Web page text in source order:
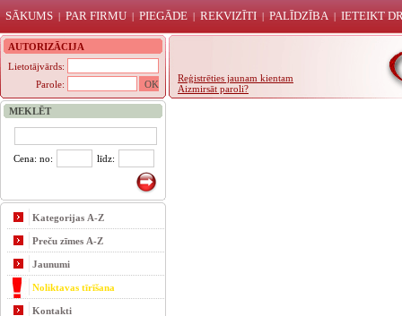
SĀKUMS | PAR FIRMU| PIEGĀDE | REKVIZĪTI | PALĪDZĪBA | IETEIKT
AUTORIZĀCIJA
Lietotājvārds:
Parole:
Reģistrēties jaunam kientam
Aizmirsāt paroli?
MEKLĒT
Cena: no: līdz:
Kategorijas A-Z
Preču zīmes A-Z
Jaunumi
Noliktavas tīrīšana
Kontakti